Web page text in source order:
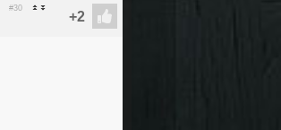
#30